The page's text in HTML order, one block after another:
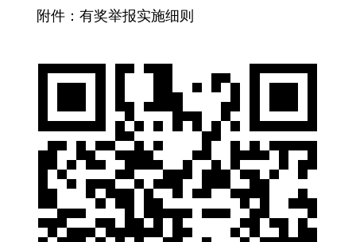
附件：有奖举报实施细则